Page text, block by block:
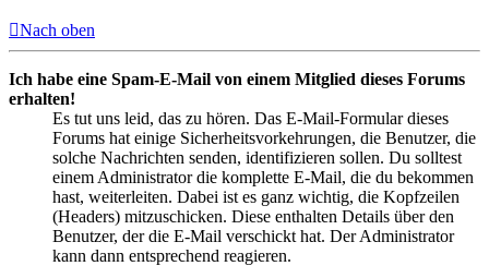
Nach oben
Ich habe eine Spam-E-Mail von einem Mitglied dieses Forums
erhalten!
Es tut uns leid, das zu hören. Das E-Mail-Formular dieses
Forums hat einige Sicherheitsvorkehrungen, die Benutzer, die
solche Nachrichten senden, identifizieren sollen. Du solltest
einem Administrator die komplette E-Mail, die du bekommen
hast, weiterleiten. Dabei ist es ganz wichtig, die Kopfzeilen
(Headers) mitzuschicken. Diese enthalten Details über den
Benutzer, der die E-Mail verschickt hat. Der Administrator
kann dann entsprechend reagieren.